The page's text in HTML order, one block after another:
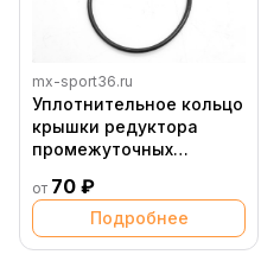
mx-sport36.ru
Уплотнительное кольцо
крышки редуктора
промежуточных
zs172fmm
от 70 ₽
Подробнее